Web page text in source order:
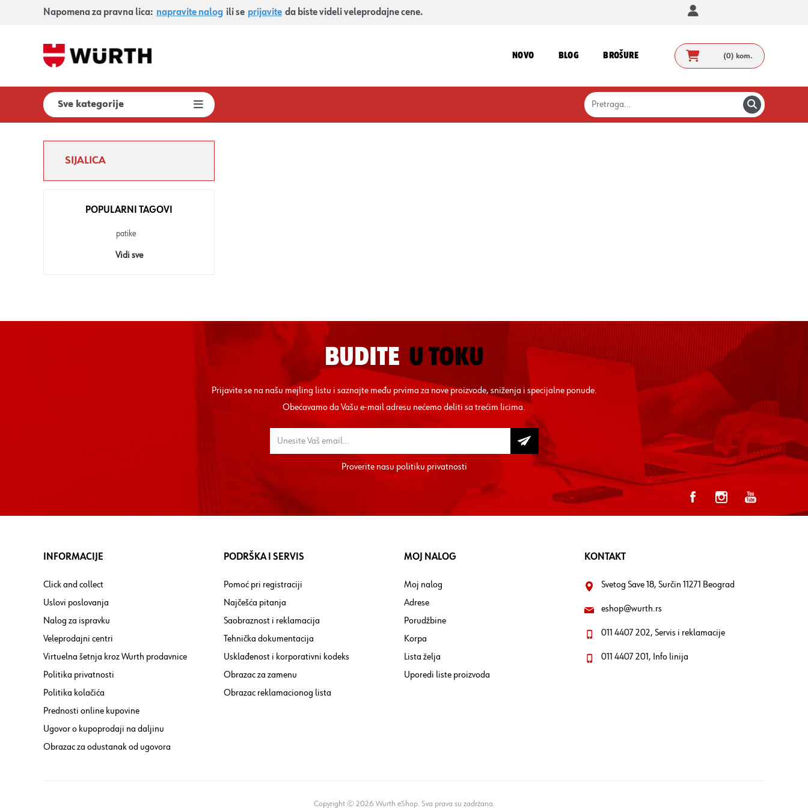
Napomena za pravna lica: napravite nalog ili se prijavite da biste videli veleprodajne cene.
NOVO BLOG BROŠURE (0) kom.
Sve kategorije
SIJALICA
POPULARNI TAGOVI
patike
Vidi sve
BUDITE U TOKU
Prijavite se na našu mejling listu i saznajte među prvima za nove proizvode, sniženja i specijalne ponude.
Obećavamo da Vašu e-mail adresu nećemo deliti sa trećim licima.
Proverite nasupolitiku privatnosti
INFORMACIJE
Click and collect
Uslovi poslovanja
Nalog za ispravku
Veleprodajni centri
Virtuelna šetnja kroz Wurth prodavnice
Politika privatnosti
Politika kolačića
Prednosti online kupovine
Ugovor o kupoprodaji na daljinu
Obrazac za odustanak od ugovora
PODRŠKA I SERVIS
Pomoć pri registraciji
Najčešća pitanja
Saobraznost i reklamacija
Tehnička dokumentacija
Usklađenost i korporativni kodeks
Obrazac za zamenu
Obrazac reklamacionog lista
MOJ NALOG
Moj nalog
Adrese
Porudžbine
Korpa
Lista želja
Uporedi liste proizvoda
KONTAKT
Svetog Save 18, Surčin 11271 Beograd
eshop@wurth.rs
011 4407 202, Servis i reklamacije
011 4407 201, Info linija
Copyright © 2026 Wurth eShop. Sva prava su zadržana.